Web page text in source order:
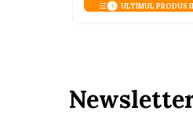
ULTIMUL PRODUS